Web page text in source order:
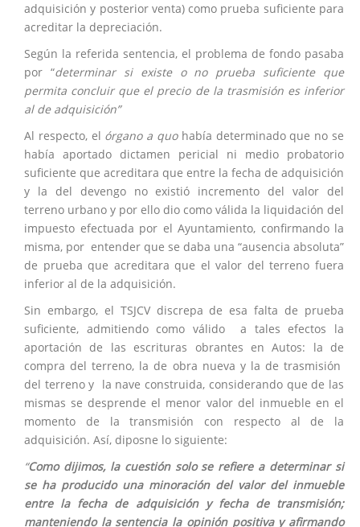
adquisición y posterior venta) como prueba suficiente para
acreditar la depreciación.
Según la referida sentencia, el problema de fondo pasaba
por “determinar si existe o no prueba suficiente que
permita concluir que el precio de la trasmisión es inferior
al de adquisición”
Al respecto, el órgano a quohabía determinado que no se
había aportado dictamen pericial ni medio probatorio
suficiente que acreditara que entre la fecha de adquisición
y la del devengo no existió incremento del valor del
terreno urbano y por ello dio como válida la liquidación del
impuesto efectuada por el Ayuntamiento, confirmando la
misma, por entender que se daba una “ausencia absoluta”
de prueba que acreditara que el valor del terreno fuera
inferior al de la adquisición.
Sin embargo, el TSJCV discrepa de esa falta de prueba
suficiente, admitiendo como válido a tales efectos la
aportación de las escrituras obrantes en Autos: la de
compra del terreno, la de obra nueva y la de trasmisión
del terreno y la nave construida, considerando que de las
mismas se desprende el menor valor del inmueble en el
momento de la transmisión con respecto al de la
adquisición. Así, diposne lo siguiente:
“Como dijimos, la cuestión solo se refiere a determinar si
se ha producido una minoración del valor del inmueble
entre la fecha de adquisición y fecha de transmisión;
manteniendo la sentencia la opinión positiva y afirmando